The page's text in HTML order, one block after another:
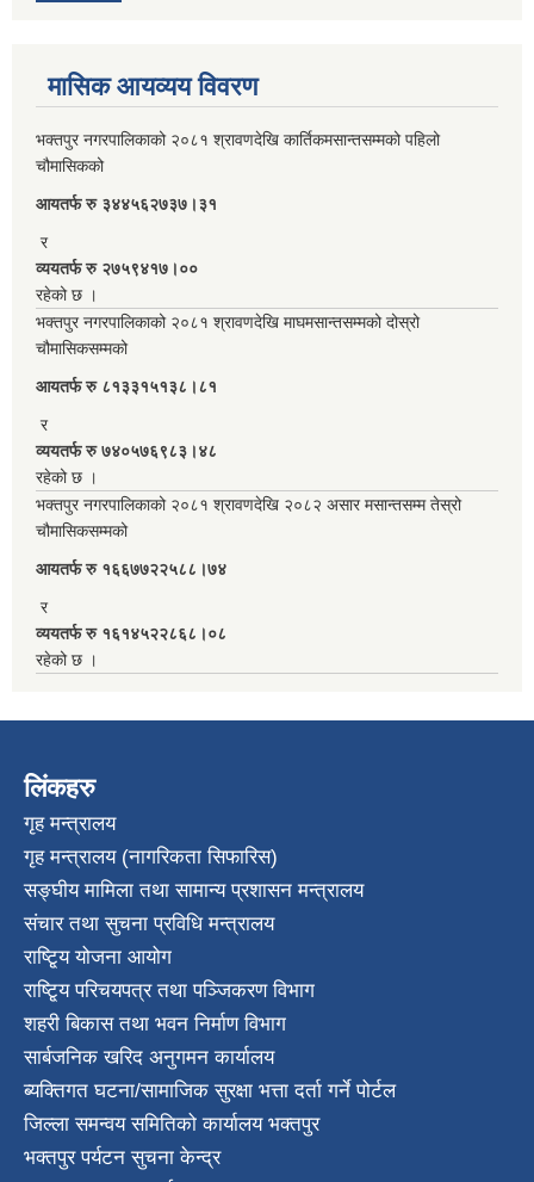
मासिक आयव्यय विवरण
भक्तपुर नगरपालिकाको २०८१ श्रावणदेखि कार्तिकमसान्तसम्मको पहिलो
चौमासिकको
आयतर्फ रु‌ ३४४५६२७३७।३१
र
व्ययतर्फ रु २७५९४१७।००
रहेको छ ।
भक्तपुर नगरपालिकाको २०८१ श्रावणदेखि माघमसान्तसम्मको दोस्रो
चौमासिकसम्मको
आयतर्फ रु‌ ८१३३१५१३८।८१
र
व्ययतर्फ रु ७४०५७६९८३।४८
रहेको छ ।
भक्तपुर नगरपालिकाको २०८१ श्रावणदेखि २०८२ असार मसान्तसम्म तेस्रो
चौमासिकसम्मको
आयतर्फ रु‌ १६६७७२२५८८।७४
र
व्ययतर्फ रु १६१४५२२८६८।०८
रहेको छ ।
लिंकहरु
गृह मन्त्रालय
गृह मन्त्रालय (नागरिकता सिफारिस)
सङ्घीय मामिला तथा सामान्य प्रशासन मन्त्रालय
संचार तथा सुचना प्रविधि मन्त्रालय
राष्टि्ृय योजना आयोग
राष्टि्ृय परिचयपत्र तथा पञ्जिकरण विभाग
शहरी बिकास तथा भवन निर्माण विभाग
सार्बजनिक खरिद अनुगमन कार्यालय
ब्यक्तिगत घटना/सामाजिक सुरक्षा भत्ता दर्ता गर्ने पोर्टल
जिल्ला समन्वय समितिको कार्यालय भक्तपुर
भक्तपुर पर्यटन सुचना केन्द्र